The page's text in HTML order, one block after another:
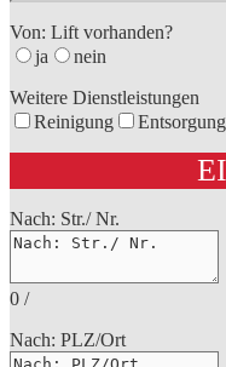
Von: Lift vorhanden?
ja
nein
Weitere Dienstleistungen
Reinigung
Entsorgung
Nach: Str./ Nr.
0 /
Nach: PLZ/Ort